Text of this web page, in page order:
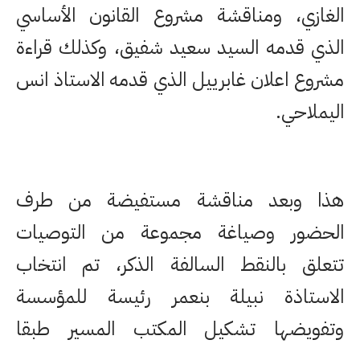
الغازي، ومناقشة مشروع القانون الأساسي
الذي قدمه السيد سعيد شفيق، وكذلك قراءة
مشروع اعلان غابرييل الذي قدمه الاستاذ انس
اليملاحي.
هذا وبعد مناقشة مستفيضة من طرف
الحضور وصياغة مجموعة من التوصيات
تتعلق بالنقط السالفة الذكر، تم انتخاب
الاستاذة نبيلة بنعمر رئيسة للمؤسسة
وتفويضها تشكيل المكتب المسير طبقا